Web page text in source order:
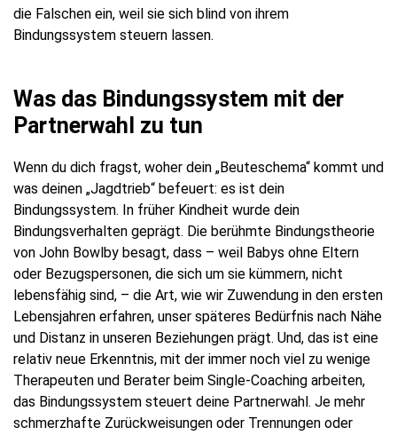
die Falschen ein, weil sie sich blind von ihrem
Bindungssystem steuern lassen.
Was das Bindungssystem mit der
Partnerwahl zu tun
Wenn du dich fragst, woher dein „Beuteschema“ kommt und
was deinen „Jagdtrieb“ befeuert: es ist dein
Bindungssystem. In früher Kindheit wurde dein
Bindungsverhalten geprägt. Die berühmte Bindungstheorie
von John Bowlby besagt, dass – weil Babys ohne Eltern
oder Bezugspersonen, die sich um sie kümmern, nicht
lebensfähig sind, – die Art, wie wir Zuwendung in den ersten
Lebensjahren erfahren, unser späteres Bedürfnis nach Nähe
und Distanz in unseren Beziehungen prägt. Und, das ist eine
relativ neue Erkenntnis, mit der immer noch viel zu wenige
Therapeuten und Berater beim Single-Coaching arbeiten,
das Bindungssystem steuert deine Partnerwahl. Je mehr
schmerzhafte Zurückweisungen oder Trennungen oder